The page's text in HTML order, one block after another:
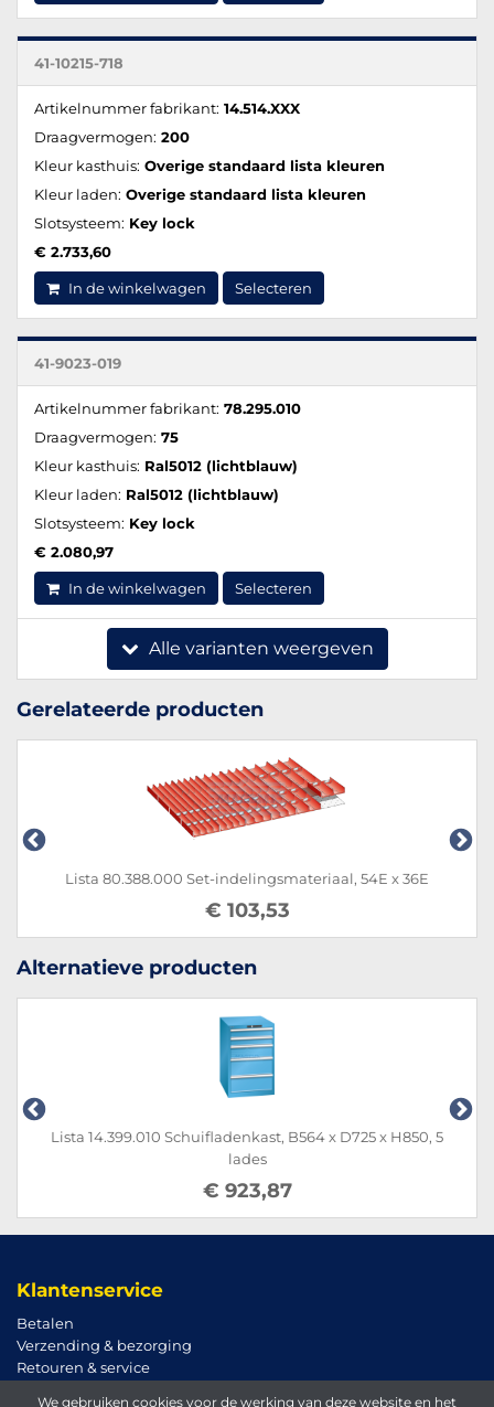
41-10215-718
Artikelnummer fabrikant: 14.514.XXX
Draagvermogen: 200
Kleur kasthuis: Overige standaard lista kleuren
Kleur laden: Overige standaard lista kleuren
Slotsysteem: Key lock
€ 2.733,60
In de winkelwagen Selecteren
41-9023-019
Artikelnummer fabrikant: 78.295.010
Draagvermogen: 75
Kleur kasthuis: Ral5012 (lichtblauw)
Kleur laden: Ral5012 (lichtblauw)
Slotsysteem: Key lock
€ 2.080,97
In de winkelwagen Selecteren
Alle varianten weergeven
Gerelateerde producten
Lista 80.388.000 Set-indelingsmateriaal, 54E x 36E
€ 103,53
Alternatieve producten
Lista 14.399.010 Schuifladenkast, B564 x D725 x H850, 5
lades
€ 923,87
Klantenservice
Betalen
Verzending & bezorging
Retouren & service
We gebruiken cookies voor de werking van deze website en het